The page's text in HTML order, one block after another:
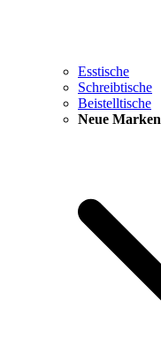
Esstische
Schreibtische
Beistelltische
Neue Marken